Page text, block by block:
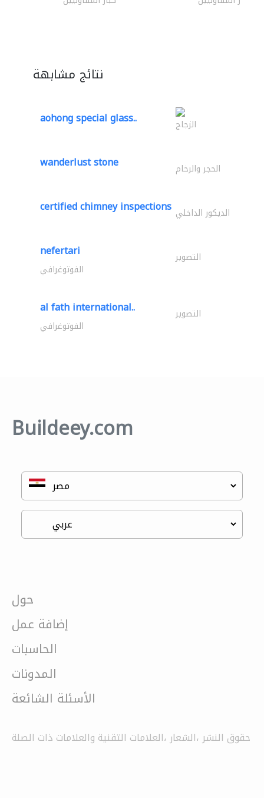
نتائج مشابهة
aohong special glass.. الزجاج
wanderlust stone الحجر والرخام
certified chimney inspections الديكور الداخلي
nefertari التصوير
الفوتوغرافي
al fath international.. التصوير
الفوتوغرافي
Buildeey.com
حول
إضافة عمل
الحاسبات
المدونات
الأسئلة الشائعة
حقوق النشر ،الشعار ،العلامات التقنية والعلامات ذات الصلة